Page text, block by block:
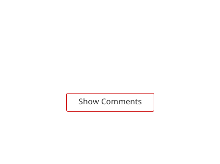
Show Comments